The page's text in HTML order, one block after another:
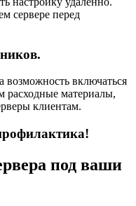
сервере перед
включаться
расходные материалы,
клиентам.
под ваши